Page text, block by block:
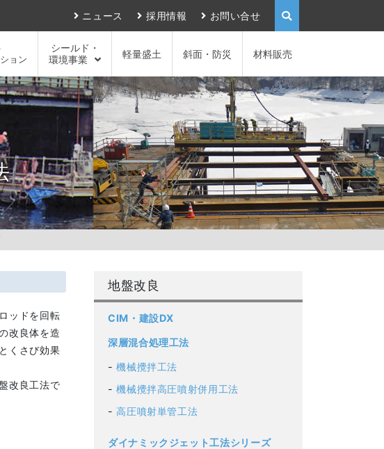
ニュース 採用情報 お問い合せ
ョン
シールド・
環境事業
軽量盛土 斜面・防災 材料販売
ッドを回転
改良体を造
くさび効果
改良工法で
地盤改良
CIM・建設DX
深層混合処理工法
機械攪拌工法
機械攪拌高圧噴射併用工法
高圧噴射単管工法
ダイナミックジェット工法シリーズ